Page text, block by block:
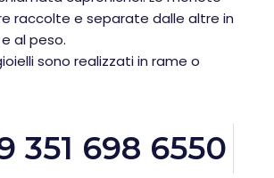
raccolte e separate dalle altre in
al peso.
sono realizzati in rame o
351 698 6550